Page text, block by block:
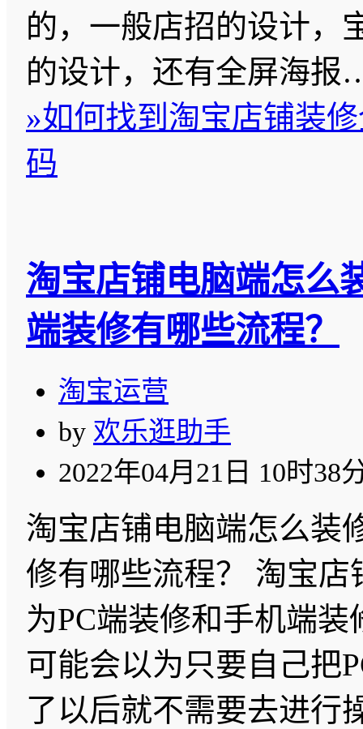
的，一般店招的设计，
的设计，还有全屏海
»如何找到淘宝店铺装
码
淘宝店铺电脑端怎么
端装修有哪些流程？
淘宝运营
by 欢乐逛助手
2022年04月21日 10时38
淘宝店铺电脑端怎么装
修有哪些流程？ 淘宝店
为PC端装修和手机端装
可能会以为只要自己把
了以后就不需要去进